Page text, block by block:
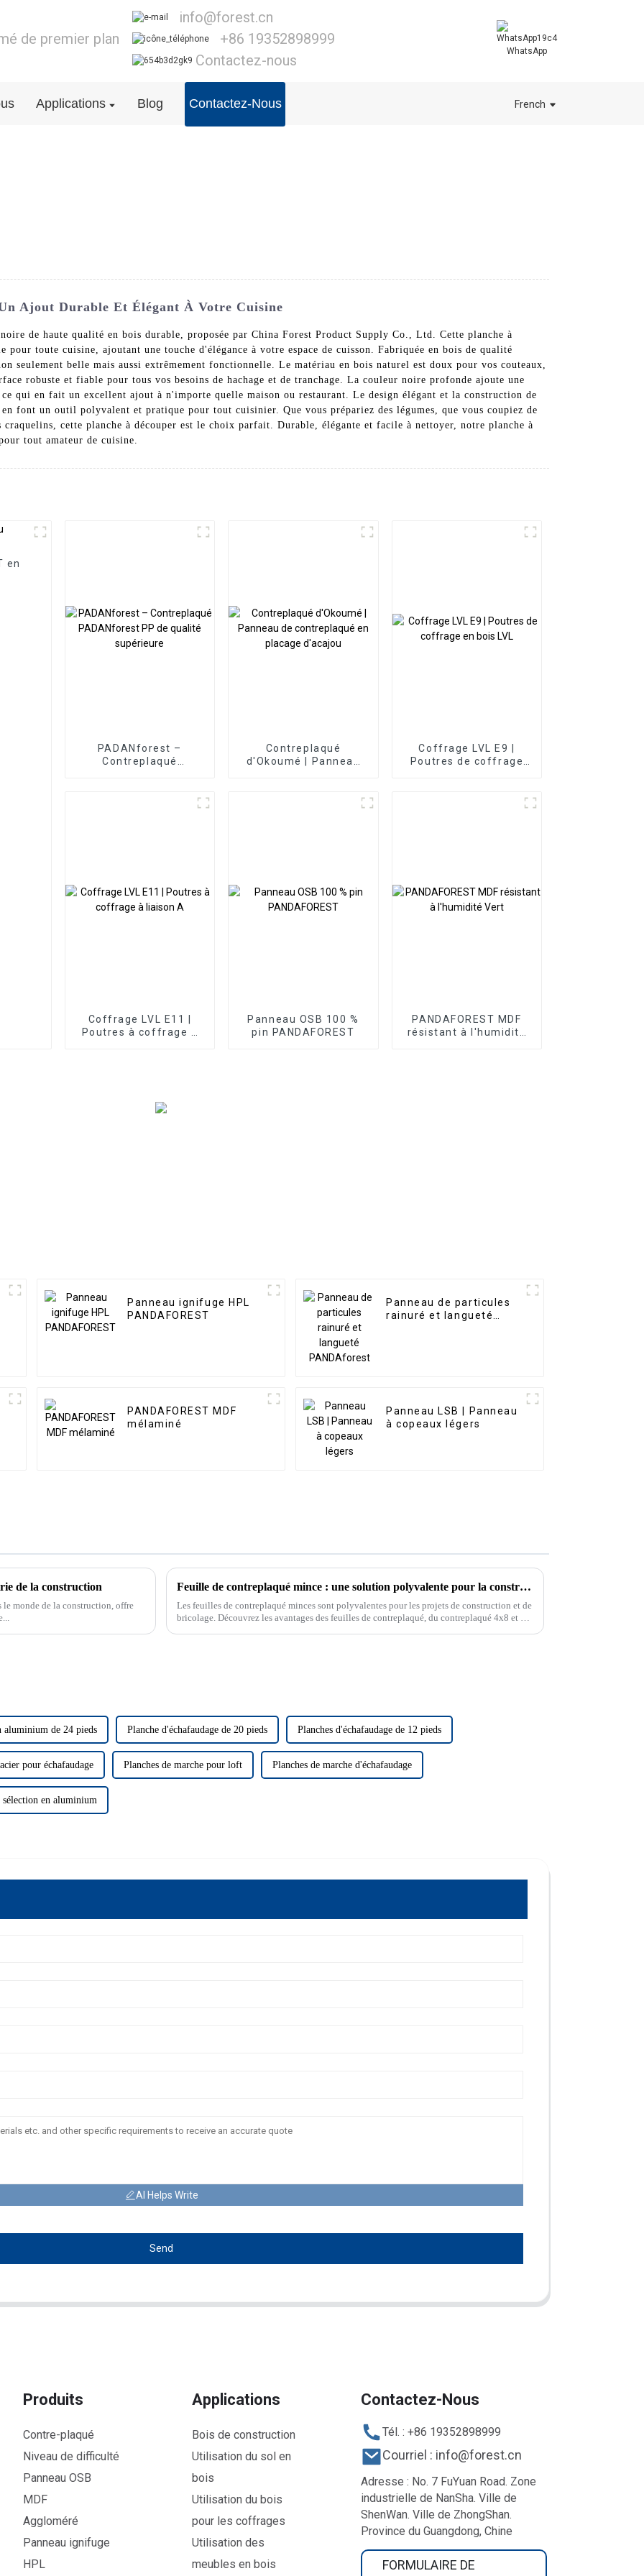
de premier plan
info@forest.cn
+86 19352898999
Contactez-nous
WhatsApp
Applications Blog Contactez-Nous French
Ajout Durable Et Élégant À Votre Cuisine
de haute qualité en bois durable, proposée par China Forest Product Supply Co., Ltd. Cette planche à
pour toute cuisine, ajoutant une touche d'élégance à votre espace de cuisson. Fabriquée en bois de qualité
seulement belle mais aussi extrêmement fonctionnelle. Le matériau en bois naturel est doux pour vos couteaux,
robuste et fiable pour tous vos besoins de hachage et de tranchage. La couleur noire profonde ajoute une
qui en fait un excellent ajout à n'importe quelle maison ou restaurant. Le design élégant et la construction de
font un outil polyvalent et pratique pour tout cuisinier. Que vous prépariez des légumes, que vous coupiez de
cette planche à découper est le choix parfait. Durable, élégante et facile à nettoyer, notre planche à
tout amateur de cuisine.
en
PADANforest –
Contreplaqué
Contreplaqué
d'Okoumé | Panneau
Coffrage LVL E9 |
Poutres de coffrage
Coffrage LVL E11 |
Poutres à coffrage à
Panneau OSB 100 %
pin PANDAFOREST
PANDAFOREST MDF
résistant à l'humidité
Panneau ignifuge HPL
PANDAFOREST
Panneau de particules
rainuré et langueté
PANDAFOREST MDF
mélaminé
Panneau LSB | Panneau
à copeaux légers
de la construction
monde de la construction, offre
Feuille de contreplaqué mince : une solution polyvalente pour la construction et la conception
Les feuilles de contreplaqué minces sont polyvalentes pour les projets de construction et de
bricolage. Découvrez les avantages des feuilles de contreplaqué, du contreplaqué 4x8 et des
aluminium de 24 pieds Planche d'échafaudage de 20 pieds Planches d'échafaudage de 12 pieds
pour échafaudage Planches de marche pour loft Planches de marche d'échafaudage
sélection en aluminium
AI Helps Write
Send
Produits
Contre-plaqué
Niveau de difficulté
Panneau OSB
MDF
Aggloméré
Panneau ignifuge
HPL
Applications
Bois de construction
Utilisation du sol en
bois
Utilisation du bois
pour les coffrages
Utilisation des
meubles en bois
Contactez-Nous
Tél. : +86 19352898999
Courriel : info@forest.cn
Adresse : No. 7 FuYuan Road. Zone
industrielle de NanSha. Ville de
ShenWan. Ville de ZhongShan.
Province du Guangdong, Chine
FORMULAIRE DE